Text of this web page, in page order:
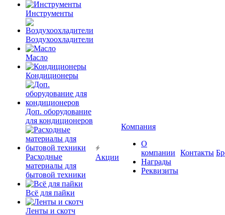
Инструменты
Воздухоохладители
Масло
Кондиционеры
Доп. оборудование
для кондиционеров
Расходные
материалы для
бытовой техники
Всё для пайки
Ленты и скотч
Акции
Компания
О
компании
Награды
Реквизиты
Контакты